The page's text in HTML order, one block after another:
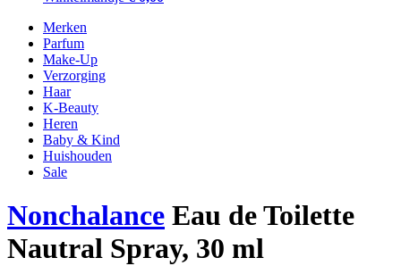
Merken
Parfum
Make-Up
Verzorging
Haar
K-Beauty
Heren
Baby & Kind
Huishouden
Sale
Nonchalance Eau de Toilette
Nautral Spray, 30 ml